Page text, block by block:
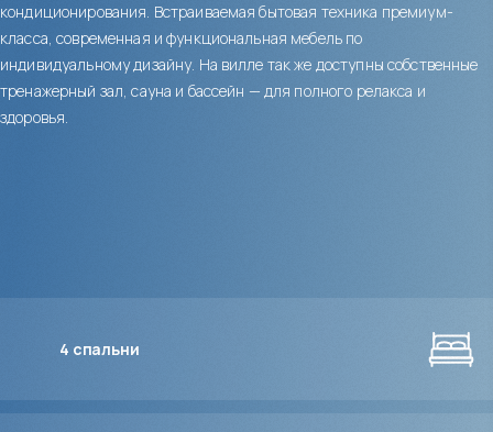
кондиционирования. Встраиваемая бытовая техника премиум-
класса, современная и функциональная мебель по
индивидуальному дизайну. На вилле так же доступны собственные
тренажерный зал, сауна и бассейн — для полного релакса и
здоровья.
4 спальни